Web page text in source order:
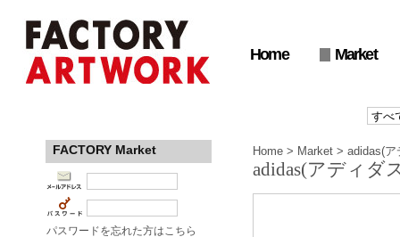
Home Market
FACTORY Market
パスワードを忘れた方はこちら
Home > Market > adidas(ア
adidas(アディダ